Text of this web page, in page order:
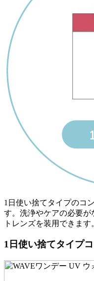
1日使い捨てタイプのコ
す。洗浄やケアの必要が
トレンズを装用できます
1日使い捨てタイプ